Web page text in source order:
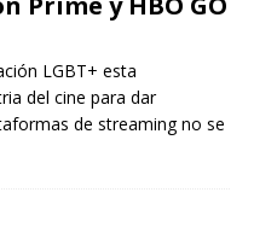
LGBT+ esta
del cine para dar
de streaming no se